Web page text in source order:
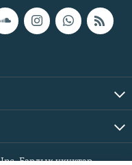
Бардык укуктар